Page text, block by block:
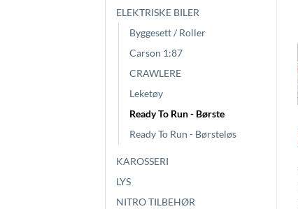
ELEKTRISKE BILER
Byggesett / Roller
Carson 1:87
CRAWLERE
Leketøy
Ready To Run - Børste
Ready To Run - Børsteløs
KAROSSERI
LYS
NITRO TILBEHØR